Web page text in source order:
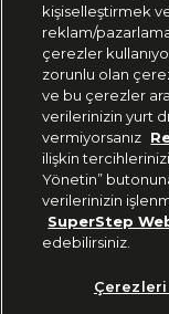
3.779 TL
444 37 36
Uygulamadan
Bizi Takip Edin
kişiselleştirmek
reklam/
çerezler
zorunlu olan
ve bu çerezler
verilerinizin yurt
vermiyorsanız
ilişkin
Yönetin”
verilerinizin
SuperStep
edebilirsiniz.
Çerezleri